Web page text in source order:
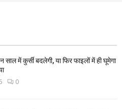
में कुर्सी बदलेगी, या फिर फाइलों में ही घूमेगा
0